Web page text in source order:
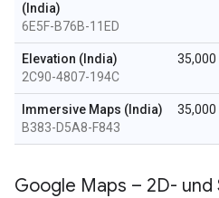
(India)
6E5F-B76B-11ED
Elevation (India)
2C90-4807-194C
35,000
Immersive Maps (India)
B383-D5A8-F843
35,000
Google Maps – 2D-